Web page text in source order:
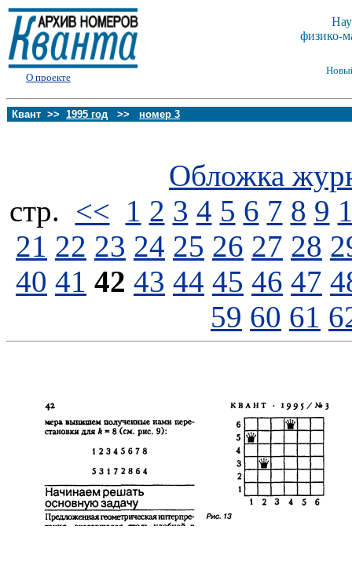
О проекте
физико-
Квант >> 1995 год >> номер 3
Обложка
стp. << 1 2 3 4 5 6 7 8 9
21 22 23 24 25 26 27 28
40 41 42 43 44 45 46 47
59 60 61